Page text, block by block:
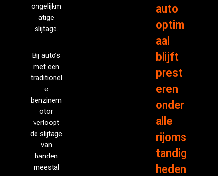
ongelijkm
atige
slijtage.
Bij auto’s
met een
traditionel
e
benzinem
otor
verloopt
de slijtage
van
banden
meestal
auto
optim
aal
blijft
prest
eren
onder
alle
rijoms
tandig
heden